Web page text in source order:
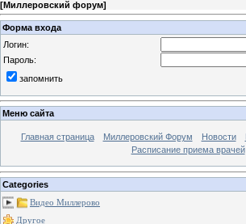
[Миллеровский форум]
Форма входа
Логин:
Пароль:
запомнить
Меню сайта
Главная страница Миллеровский Форум Новости
Расписание приема врачей
Categories
Видео Миллерово
Другое